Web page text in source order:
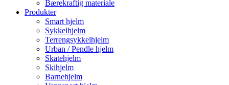
Bærekraftig materiale
Produkter
Smart hjelm
Sykkelhjelm
Terrengsykkelhjelm
Urban / Pendle hjelm
Skatehjelm
Skihjelm
Barnehjelm